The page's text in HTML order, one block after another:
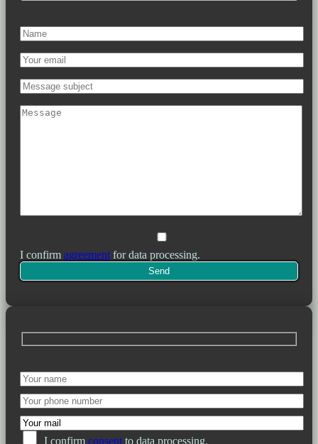
I confirm agreement for data processing.
I confirm consent to data processing.